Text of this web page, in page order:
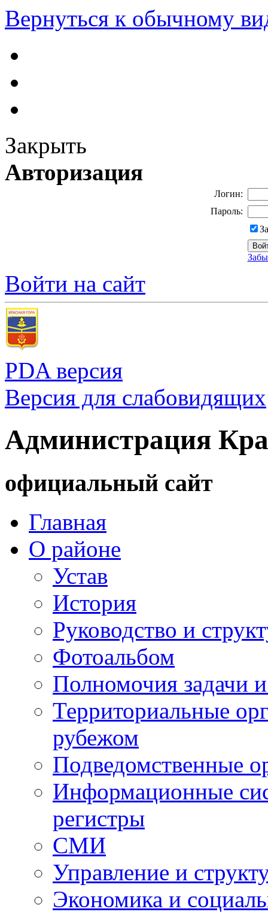
Вернуться к обычному
Закрыть
Авторизация
Логин:
Пароль:
Войти на сайт
PDA версия
Версия для слабовидящих
Администрация
официальный сайт
Главная
О районе
Устав
История
Руководство и
Фотоальбом
Полномочия задачи
Территориальные
рубежом
Подведомственные
Информационные
регистры
СМИ
Управление и
Экономика и